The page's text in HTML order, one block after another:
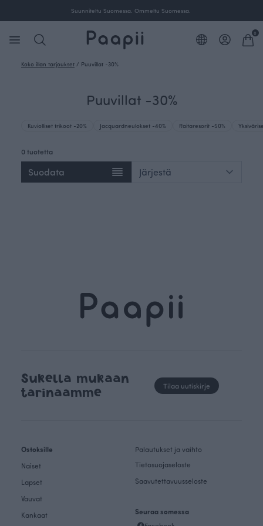
Suunniteltu Suomessa. Ommeltu Suomessa.
0
Koko illan tarjoukset / Puuvillat -30%
Puuvillat -30%
Kuviolliset trikoot -20% Jacquardneulokset -40% Raitaresorit -50%
0 tuotetta
Suodata
Sukella mukaan
tarinaamme
Tilaa uutiskirje
Ostoksille
Naiset
Lapset
Vauvat
Kankaat
Palautukset ja vaihto
Tietosuojaseloste
Saavutettavuusseloste
Seuraa somessa